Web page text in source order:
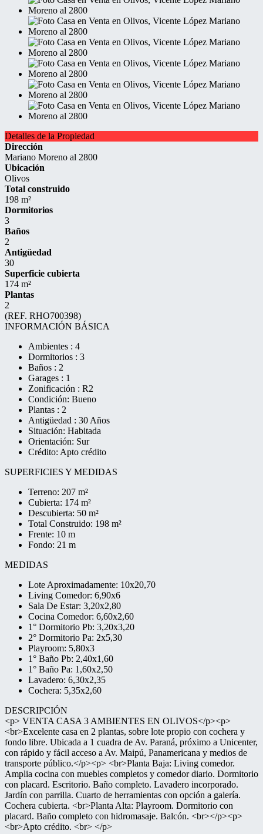
Detalles de la Propiedad
Dirección
Mariano Moreno al 2800
Ubicación
Olivos
Total construido
198 m²
Dormitorios
3
Baños
2
Antigüedad
30
Superficie cubierta
174 m²
Plantas
2
(REF. RHO700398)
INFORMACIÓN BÁSICA
Ambientes : 4
Dormitorios : 3
Baños : 2
Garages : 1
Zonificación : R2
Condición: Bueno
Plantas : 2
Antigüedad : 30 Años
Situación: Habitada
Orientación: Sur
Crédito: Apto crédito
SUPERFICIES Y MEDIDAS
Terreno: 207 m²
Cubierta: 174 m²
Descubierta: 50 m²
Total Construido: 198 m²
Frente: 10 m
Fondo: 21 m
MEDIDAS
Lote Aproximadamente: 10x20,70
Living Comedor: 6,90x6
Sala De Estar: 3,20x2,80
Cocina Comedor: 6,60x2,60
1° Dormitorio Pb: 3,20x3,20
2° Dormitorio Pa: 2x5,30
Playroom: 5,80x3
1° Baño Pb: 2,40x1,60
1° Baño Pa: 1,60x2,50
Lavadero: 6,30x2,35
Cochera: 5,35x2,60
DESCRIPCIÓN
<p> VENTA CASA 3 AMBIENTES EN OLIVOS</p><p>
<br>Excelente casa en 2 plantas, sobre lote propio con cochera y
fondo libre. Ubicada a 1 cuadra de Av. Paraná, próximo a Unicenter,
con rápido y fácil acceso a Av. Maipú, Panamericana y medios de
transporte público.</p><p> <br>Planta Baja: Living comedor.
Amplia cocina con muebles completos y comedor diario. Dormitorio
con placard. Escritorio. Baño completo. Lavadero incorporado.
Jardín con parrilla. Cuarto de herramientas con opción a galería.
Cochera cubierta. <br>Planta Alta: Playroom. Dormitorio con
placard. Baño completo con hidromasaje. Balcón. <br></p><p>
<br>Apto crédito. <br> </p>